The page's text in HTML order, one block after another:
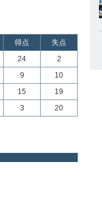
得点
失点
24
2
9
10
15
19
3 20